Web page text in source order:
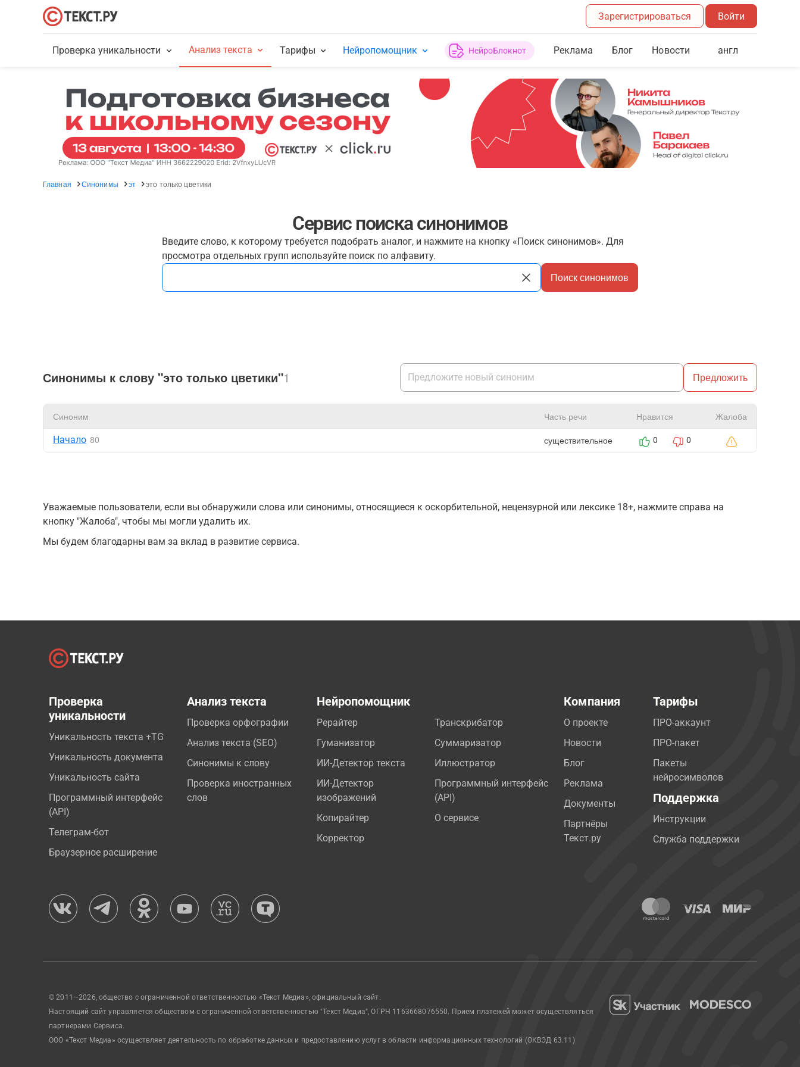
Зарегистрироваться Войти
Проверка уникальности Анализ текста Тарифы Нейропомощник НейроБлокнот Реклама Блог Новости англ
Главная Синонимы эт это только цветики
Сервис поиска синонимов
Введите слово, к которому требуется подобрать аналог, и нажмите на кнопку «Поиск синонимов». Для
просмотра отдельных групп используйте поиск по алфавиту.
Поиск синонимов
Синонимы к слову "это только цветики"1 Предложить
Синоним Часть речи Нравится Жалоба
Начало 80 существительное 0 0
Уважаемые пользователи, если вы обнаружили слова или синонимы, относящиеся к оскорбительной, нецензурной или лексике 18+, нажмите справа на
кнопку "Жалоба", чтобы мы могли удалить их.
Мы будем благодарны вам за вклад в развитие сервиса.
Проверка
уникальности
Уникальность текста +TG
Уникальность документа
Уникальность сайта
Программный интерфейс
(API)
Телеграм-бот
Браузерное расширение
Анализ текста
Проверка орфографии
Анализ текста (SEO)
Синонимы к слову
Проверка иностранных
слов
Нейропомощник
Рерайтер
Гуманизатор
ИИ-Детектор текста
ИИ-Детектор
изображений
Копирайтер
Корректор
Транскрибатор
Суммаризатор
Иллюстратор
Программный интерфейс
(API)
О сервисе
Компания
О проекте
Новости
Блог
Реклама
Документы
Партнёры
Текст.ру
Тарифы
ПРО-аккаунт
ПРО-пакет
Пакеты
нейросимволов
Поддержка
Инструкции
Служба поддержки
© 2011—2026, общество с ограниченной ответственностью «Текст Медиа», официальный сайт.
Настоящий сайт управляется обществом с ограниченной ответственностью "Текст Медиа", ОГРН 1163668076550. Прием платежей может осуществляться
партнерами Сервиса.
ООО «Текст Медиа» осуществляет деятельность по обработке данных и предоставлению услуг в области информационных технологий (ОКВЭД 63.11)